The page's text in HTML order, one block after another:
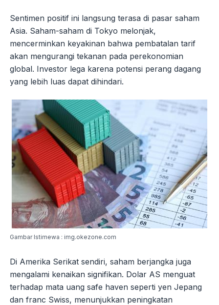
Sentimen positif ini langsung terasa di pasar saham
Asia. Saham-saham di Tokyo melonjak,
mencerminkan keyakinan bahwa pembatalan tarif
akan mengurangi tekanan pada perekonomian
global. Investor lega karena potensi perang dagang
yang lebih luas dapat dihindari.
Gambar Istimewa : img.okezone.com
Di Amerika Serikat sendiri, saham berjangka juga
mengalami kenaikan signifikan. Dolar AS menguat
terhadap mata uang safe haven seperti yen Jepang
dan franc Swiss, menunjukkan peningkatan